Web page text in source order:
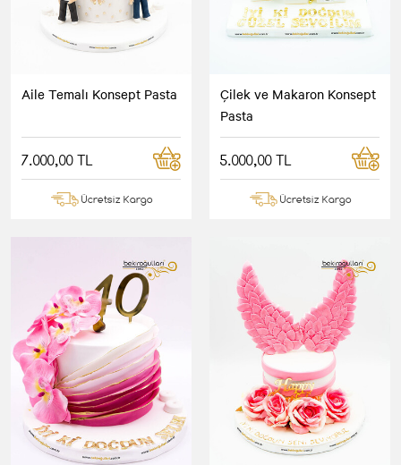
Aile Temalı Konsept Pasta
7.000,00 TL
Ücretsiz Kargo
Çilek ve Makaron Konsept
Pasta
5.000,00 TL
Ücretsiz Kargo